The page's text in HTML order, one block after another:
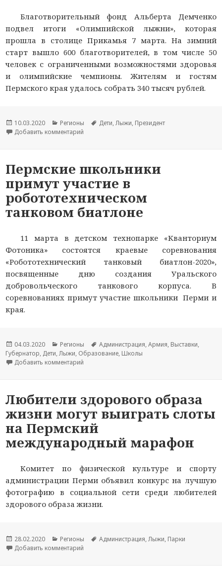
Благотворительный фонд Альберта Демченко
подвел итоги «Олимпийской лыжни», которая
прошла в столице Прикамья 7 марта. На зимний
старт вышло 600 благотворителей, в том числе 50
человек с ограниченными возможностями здоровья
и олимпийские чемпионы. Жителям и гостям
Пермского края удалось собрать 340 тысяч рублей.
Опубликовано
10.03.2020 Рубрики
Регионы Метки
Дети,Лыжи, Президент
Добавить комментарий
Пермские школьники
примут участие в
робототехническом
танковом биатлоне
11 марта в детском технопарке «Кванториум
Фотоника» состоятся краевые соревнования
«Робототехнический танковый биатлон-2020»,
посвященные дню создания Уральского
добровольческого танкового корпуса. В
соревнованиях примут участие школьники Перми и
края.
Опубликовано
04.03.2020 Рубрики
Регионы Метки
Администрация,Армия, Выставки,
Губернатор, Дети,Лыжи, Образование, Школы
Добавить комментарий
Любители здорового образа
жизни могут выиграть слоты
на Пермский
международный марафон
Комитет по физической культуре и спорту
администрации Перми объявил конкурс на лучшую
фотографию в социальной сети среди любителей
здорового образа жизни.
Опубликовано
28.02.2020 Рубрики
Регионы Метки
Администрация,Лыжи, Парки
Добавить комментарий